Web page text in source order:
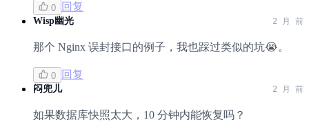
0 回复
Wisp幽光 2 月 前
那个 Nginx 误封接口的例子，我也踩过类似的坑😭。
0 回复
闷兜儿 2 月 前
如果数据库快照太大，10 分钟内能恢复吗？